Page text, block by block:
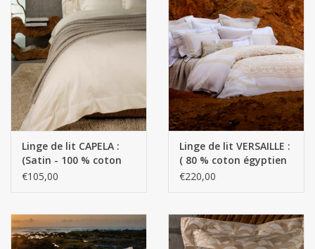
Linge de lit CAPELA :
(Satin - 100 % coton
égyptien GIZA - Fils
€105,00
Linge de lit VERSAILLE :
( 80 % coton égyptien
GIZA - Fils extra longs -
€220,00